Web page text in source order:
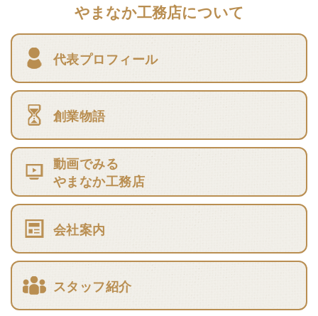
やまなか工務店について
代表プロフィール
創業物語
動画でみる
やまなか工務店
会社案内
スタッフ紹介